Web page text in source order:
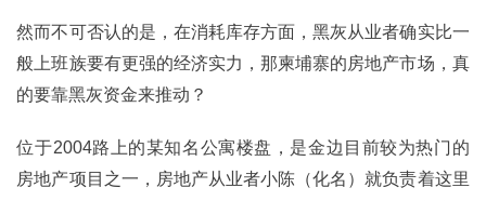
然而不可否认的是，在消耗库存方面，黑灰从业者确实比一
般上班族要有更强的经济实力，那柬埔寨的房地产市场，真
的要靠黑灰资金来推动？
位于2004路上的某知名公寓楼盘，是金边目前较为热门的
房地产项目之一，房地产从业者小陈（化名）就负责着这里